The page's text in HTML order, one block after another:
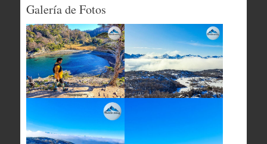
Galería de Fotos